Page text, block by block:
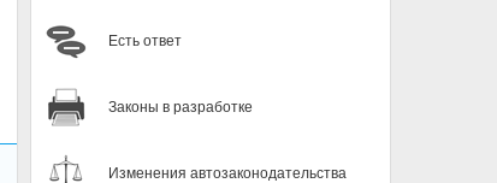
Есть ответ
Законы в разработке
Изменения автозаконодательства